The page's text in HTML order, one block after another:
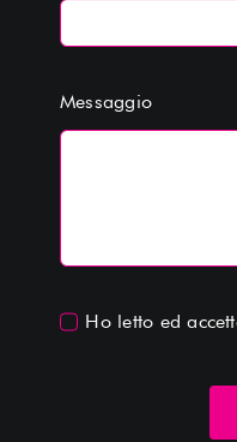
Messaggio
Ho letto ed